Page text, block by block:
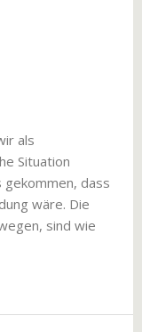
als
Situation
gekommen, dass
wäre. Die
sind wie